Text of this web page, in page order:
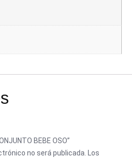
BEBE OSO”
no será publicada. Los